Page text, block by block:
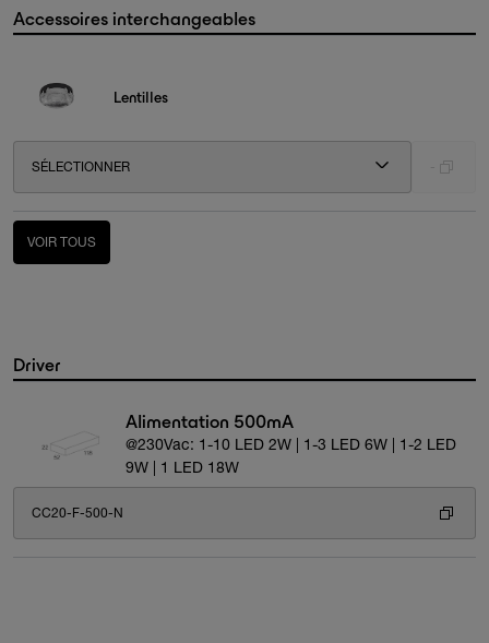
Accessoires interchangeables
Lentilles
SÉLECTIONNER
VOIR TOUS
Driver
Alimentation 500mA
@230Vac: 1-10 LED 2W | 1-3 LED 6W | 1-2 LED
9W | 1 LED 18W
CC20-F-500-N